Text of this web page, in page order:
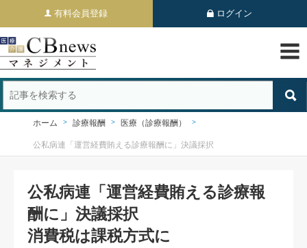
有料会員登録 ログイン
ホーム 診療報酬 医療（診療報酬）
公私病連「運営経費賄える診療報酬に」決議採択
公私病連「運営経費賄える診療報
酬に」決議採択
消費税は課税方式に